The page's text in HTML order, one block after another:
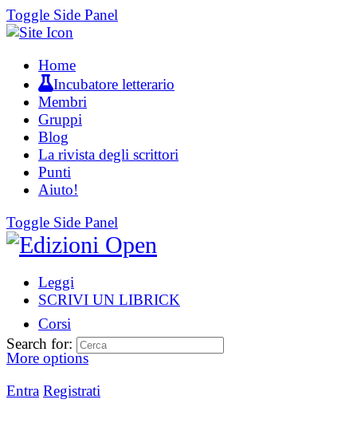
Toggle Side Panel
Home
Incubatore letterario
Membri
Gruppi
Blog
La rivista degli scrittori
Punti
Aiuto!
Toggle Side Panel
Leggi
SCRIVI UN LIBRICK
Corsi
More options
Entra Registrati
Search for: